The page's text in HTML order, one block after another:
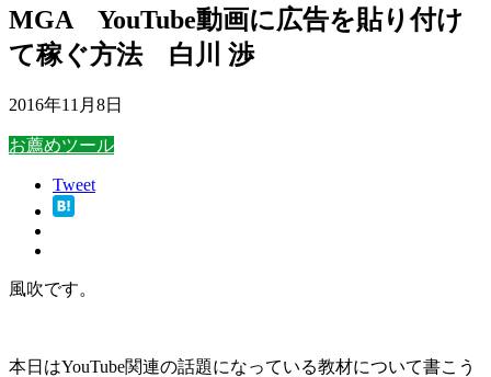
MGA YouTube動画に広告を貼り付け
て稼ぐ方法 白川 渉
2016年11月8日
お薦めツール
Tweet
風吹です。
本日はYouTube関連の話題になっている教材について書こう